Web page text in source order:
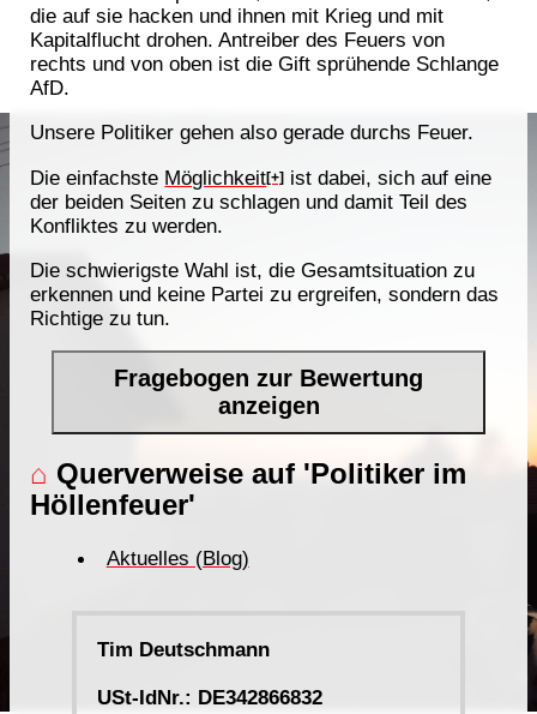
die auf sie hacken und ihnen mit Krieg und mit
Kapitalflucht drohen. Antreiber des Feuers von
rechts und von oben ist die Gift sprühende Schlange
AfD.
Unsere Politiker gehen also gerade durchs Feuer.
Die einfachste Möglichkeit[+] ist dabei, sich auf eine
der beiden Seiten zu schlagen und damit Teil des
Konfliktes zu werden.
Die schwierigste Wahl ist, die Gesamtsituation zu
erkennen und keine Partei zu ergreifen, sondern das
Richtige zu tun.
Fragebogen zur Bewertung
anzeigen
⌂ Querverweise auf 'Politiker im
Höllenfeuer'
Aktuelles (Blog)
Tim Deutschmann
USt-IdNr.: DE342866832